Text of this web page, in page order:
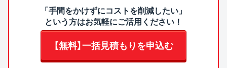
「手間をかけずにコストを削減したい」
という方はお気軽にご活用ください！
【無料】一括見積もりを申込む